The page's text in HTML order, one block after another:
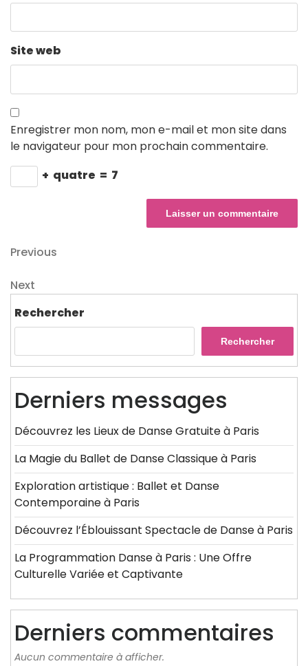
Site web
Enregistrer mon nom, mon e-mail et mon site dans
le navigateur pour mon prochain commentaire.
+ quatre = 7
Navigation
de
l’article
Previous
Previous
Next
Next
Rechercher
Rechercher
Derniers messages
Découvrez les Lieux de Danse Gratuite à Paris
La Magie du Ballet de Danse Classique à Paris
Exploration artistique : Ballet et Danse
Contemporaine à Paris
Découvrez l’Éblouissant Spectacle de Danse à Paris
La Programmation Danse à Paris : Une Offre
Culturelle Variée et Captivante
Derniers commentaires
Aucun commentaire à afficher.